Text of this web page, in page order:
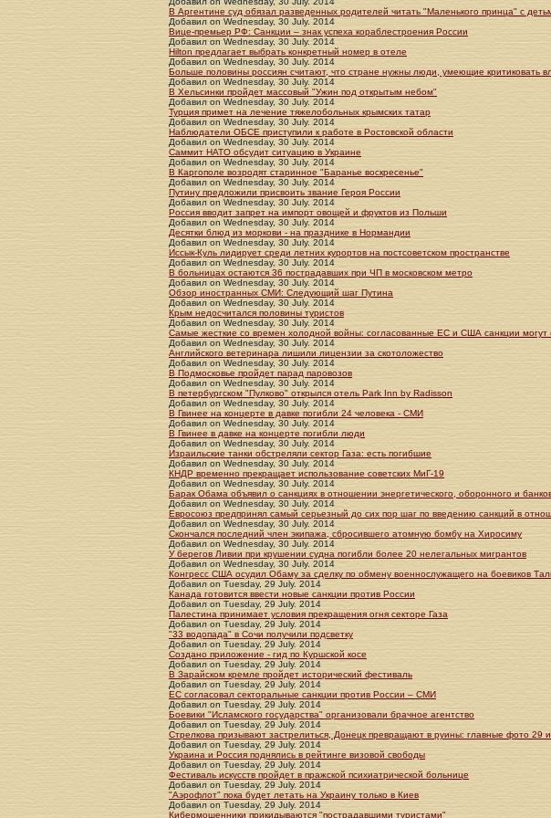
В Аргентине суд обязал разведенных родителей читать "Маленького принца" с
Добавил on Wednesday, 30 July. 2014
Вице-премьер РФ: Санкции – знак успеха кораблестроения России
Добавилon Wednesday, 30 July. 2014
Hilton предлагает выбрать конкретный номер в отеле
Добавил on Wednesday, 30 July. 2014
Больше половины россиян считают, что стране нужны люди, умеющие критиковать
Добавил on Wednesday, 30 July. 2014
В Хельсинки пройдет массовый "Ужин под открытым небом"
Добавил on Wednesday, 30 July. 2014
Турция примет на лечение тяжелобольных крымских татар
Добавил on Wednesday, 30 July. 2014
Наблюдатели ОБСЕ приступили к работе в Ростовской области
Добавилon Wednesday, 30 July. 2014
Саммит НАТО обсудит ситуацию в Украине
Добавил on Wednesday, 30 July. 2014
В Каргополе возродят старинное "Баранье воскресенье"
Добавил on Wednesday, 30 July. 2014
Путину предложили присвоить звание Героя России
Добавил on Wednesday, 30 July. 2014
Россия вводит запрет на импорт овощей и фруктов из Польши
Добавил on Wednesday, 30 July. 2014
Десятки блюд из моркови - на празднике в Нормандии
Добавил on Wednesday, 30 July. 2014
Иссык-Куль лидирует среди летних курортов на постсоветском пространстве
Добавил on Wednesday, 30 July. 2014
В больницах остаются 36 пострадавших при ЧП в московском метро
Добавил on Wednesday, 30 July. 2014
Обзор иностранных СМИ: Следующий шаг Путина
Добавил on Wednesday, 30 July. 2014
Крым недосчитался половины туристов
Добавил on Wednesday, 30 July. 2014
Самые жесткие со времен холодной войны: согласованные ЕС и США санкции могут
Добавил on Wednesday, 30 July. 2014
Английского ветеринара лишили лицензии за скотоложество
Добавил on Wednesday, 30 July. 2014
В Подмосковье пройдет парад паровозов
Добавил on Wednesday, 30 July. 2014
В петербургском "Пулково" открылся отель Park Inn by Radisson
Добавил on Wednesday, 30 July. 2014
В Гвинее на концерте в давке погибли 24 человека - СМИ
Добавил on Wednesday, 30 July. 2014
В Гвинее в давке на концерте погибли люди
Добавил on Wednesday, 30 July. 2014
Израильские танки обстреляли сектор Газа: есть погибшие
Добавил on Wednesday, 30 July. 2014
КНДР временно прекращает использование советских МиГ-19
Добавил on Wednesday, 30 July. 2014
Барак Обама объявил о санкциях в отношении энергетического, оборонного и
Добавил on Wednesday, 30 July. 2014
Евросоюз предпринял самый серьезный до сих пор шаг по введению санкций в
Добавил on Wednesday, 30 July. 2014
Скончался последний член экипажа, сбросившего атомную бомбу на Хиросиму
Добавил on Wednesday, 30 July. 2014
У берегов Ливии при крушении судна погибли более 20 нелегальных мигрантов
Добавил on Wednesday, 30 July. 2014
Конгресс США осудил Обаму за сделку по обмену военнослужащего на боевиков
Добавил on Tuesday, 29 July. 2014
Канада готовится ввести новые санкции против России
Добавил on Tuesday, 29 July. 2014
Палестина принимает условия прекращения огня секторе Газа
Добавил on Tuesday, 29 July. 2014
"33 водопада" в Сочи получили подсветку
Добавил on Tuesday, 29 July. 2014
Создано приложение - гид по Куршской косе
Добавил on Tuesday, 29 July. 2014
В Зарайском кремле пройдет исторический фестиваль
Добавил on Tuesday, 29 July. 2014
ЕС согласовал секторальные санкции против России – СМИ
Добавил on Tuesday, 29 July. 2014
Боевики "Исламского государства" организовали брачное агентство
Добавил on Tuesday, 29 July. 2014
Стрелкова призывают застрелиться, Донецк превращают в руины: главные фото 29
Добавил on Tuesday, 29 July. 2014
Украина и Россия поднялись в рейтинге визовой свободы
Добавил on Tuesday, 29 July. 2014
Фестиваль искусств пройдет в пражской психиатрической больнице
Добавил on Tuesday, 29 July. 2014
"Аэрофлот" пока будет летать на Украину только в Киев
Добавил on Tuesday, 29 July. 2014
Кибермошенники прикидываются "пострадавшими туристами"